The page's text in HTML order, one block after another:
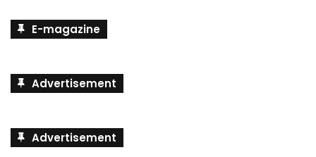
E-magazine
Advertisement
Advertisement